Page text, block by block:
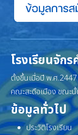
โรงเรียนจัก
ตั้งขึ้นเมื่อปี พ.ศ
คณะสะดือเมือง ขณะ
ข้อมูลทั่วไป
ประวัติโรงเรียน